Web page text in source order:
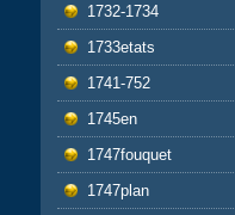
1732-1734
1733etats
1741-752
1745en
1747fouquet
1747plan